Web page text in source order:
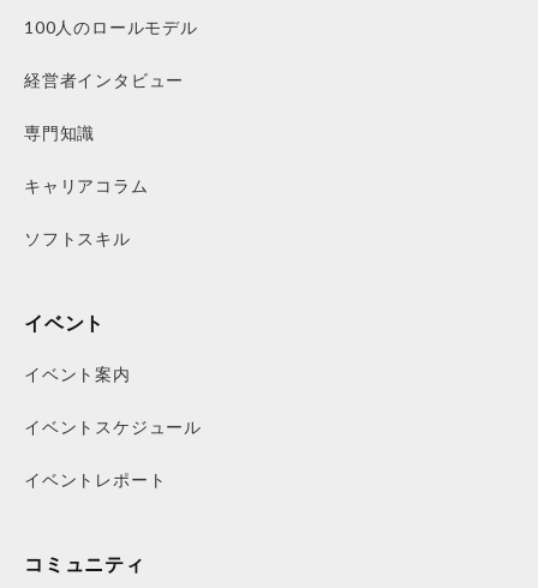
100人のロールモデル
経営者インタビュー
専門知識
キャリアコラム
ソフトスキル
イベント
イベント案内
イベントスケジュール
イベントレポート
コミュニティ